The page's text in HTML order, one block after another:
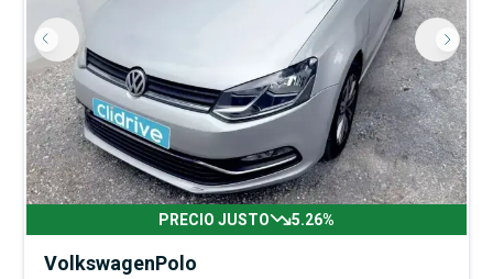
PRECIO JUSTO 5.26%
VolkswagenPolo